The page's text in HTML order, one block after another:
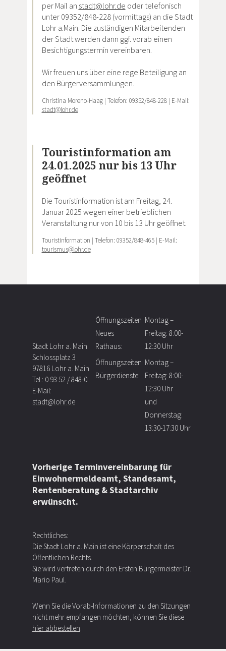
per Mail an stadt@lohr.de oder telefonisch
unter 09352/848-228 (vormittags) an die Stadt
Lohr a.Main. Die zuständigen Mitarbeitenden
der Stadt werden dann ggf. vorab einen
Besichtigungstermin vereinbaren.
Wir freuen uns über eine rege Beteiligung an
den Bürgerversammlungen.
Christina Moreno-Haag | Telefon: 09352/848-228 | E-Mail:
stadt@lohr.de
Touristinformation am
24.01.2025 nur bis 13 Uhr
geöffnet
Die Touristinformation ist am Freitag, 24.
Januar 2025 wegen einer betrieblichen
Veranstaltung nur von 10 bis 13 Uhr geöffnet.
Touristinformation | Telefon: 09352/848-465 | E-Mail:
tourismus@lohr.de
Stadt Lohr a. Main
Schlossplatz 3
97816 Lohr a. Main
Tel.: 0 93 52 / 848-0
E-Mail:
stadt@lohr.de
Öffnungszeiten
Neues
Rathaus:
Montag –
Freitag: 8:00-
12:30 Uhr
Öffnungszeiten
Bürgerdienste:
Montag –
Freitag: 8:00-
12:30 Uhr
und
Donnerstag:
13:30-17:30 Uhr
Vorherige Terminvereinbarung für
Einwohnermeldeamt, Standesamt,
Rentenberatung & Stadtarchiv
erwünscht.
Rechtliches:
Die Stadt Lohr a. Main ist eine Körperschaft des
Öffentlichen Rechts.
Sie wird vertreten durch den Ersten Bürgermeister Dr.
Mario Paul.
Wenn Sie die Vorab-Informationen zu den Sitzungen
nicht mehr empfangen möchten, können Sie diese
hier abbestellen.